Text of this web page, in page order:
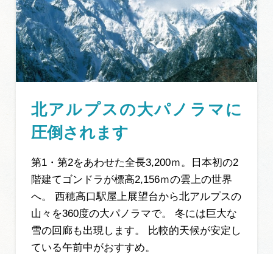
北アルプスの大パノラマに
圧倒されます
第1・第2をあわせた全長3,200ｍ。日本初の2
階建てゴンドラが標高2,156ｍの雲上の世界
へ。 西穂高口駅屋上展望台から北アルプスの
山々を360度の大パノラマで。 冬には巨大な
雪の回廊も出現します。 比較的天候が安定し
ている午前中がおすすめ。